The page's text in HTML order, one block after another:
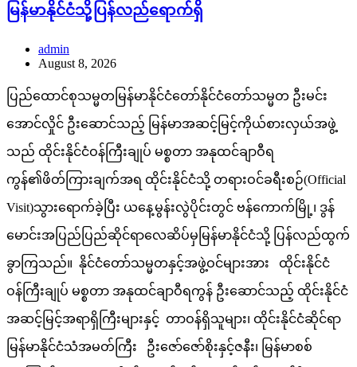
မြန်မာနိုင်ငံသို့ပြန်လည်ရောက်ရှိ
admin
August 8, 2026
ပြည်ထောင်စုသမ္မတမြန်မာနိုင်ငံတော်နိုင်ငံတော်သမ္မတ ဦးမင်း
အောင်လှိုင် ဦးဆောင်သည့် မြန်မာအဆင့်မြင့်ကိုယ်စားလှယ်အဖွဲ့
သည် ထိုင်းနိုင်ငံဝန်ကြီးချုပ် မစ္စတာ အနုထင်ချာဝီရ
ကွန်၏ဖိတ်ကြားချက်အရ ထိုင်းနိုင်ငံသို့ တရားဝင်ခရီးစဉ်(Official
Visit)သွားရောက်ခဲ့ပြီး ယနေ့မွန်းလွဲပိုင်းတွင် ဗန်ကောက်မြို့၊ ဒွန်
မောင်းအပြည်ပြည်ဆိုင်ရာလေဆိပ်မှမြန်မာနိုင်ငံသို့ ပြန်လည်ထွက်
ခွာကြသည်။ နိုင်ငံတော်သမ္မတနှင့်အဖွဲ့ဝင်များအား ထိုင်းနိုင်ငံ
ဝန်ကြီးချုပ် မစ္စတာ အနုထင်ချာဝီရကွန် ဦးဆောင်သည့် ထိုင်းနိုင်ငံ
အဆင့်မြင့်အရာရှိကြီးများနှင့် တာဝန်ရှိသူများ၊ ထိုင်းနိုင်ငံဆိုင်ရာ
မြန်မာနိုင်ငံသံအမတ်ကြီး ဦးဇော်ဇော်စိုးနှင့်ဇနီး၊ မြန်မာစစ်